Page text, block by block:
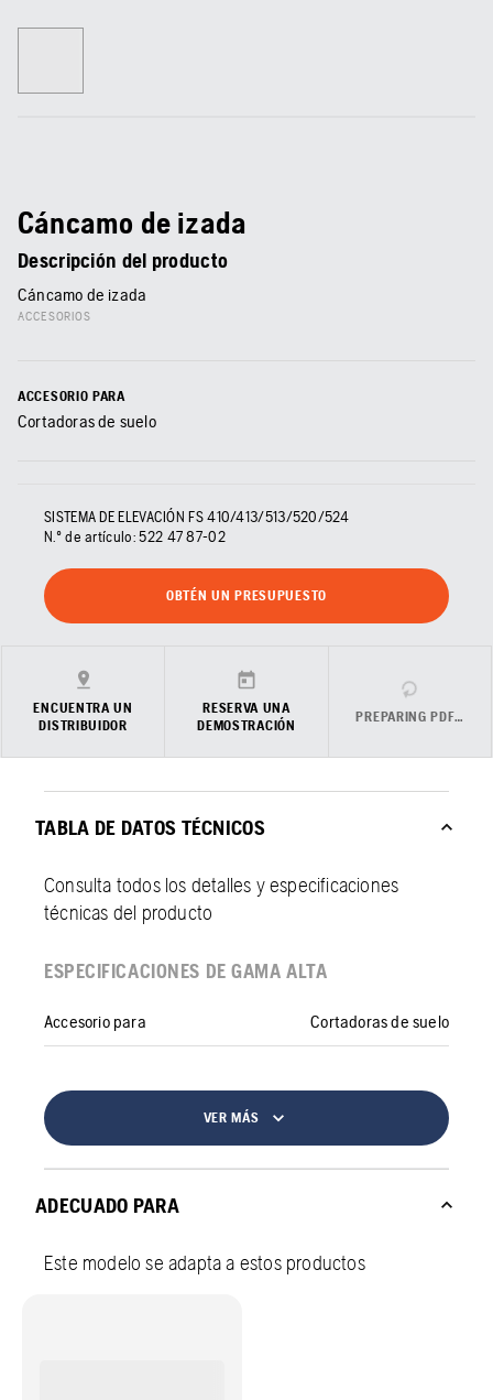
Cáncamo de izada
Descripción del producto
Cáncamo de izada
ACCESORIOS
ACCESORIO PARA
Cortadoras de suelo
SISTEMA DE ELEVACIÓN FS 410/413/513/520/524
N.º de artículo: 522 47 87‑02
OBTÉN UN PRESUPUESTO
ENCUENTRA UN
DISTRIBUIDOR
RESERVA UNA
DEMOSTRACIÓN
PREPARING PDF…
TABLA DE DATOS TÉCNICOS
Consulta todos los detalles y especificaciones
técnicas del producto
ESPECIFICACIONES DE GAMA ALTA
Accesorio para Cortadoras de suelo
VER MÁS
ADECUADO PARA
Este modelo se adapta a estos productos